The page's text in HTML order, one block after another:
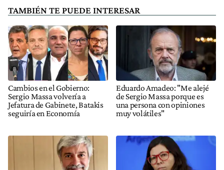
TAMBIÉN TE PUEDE INTERESAR
Cambios en el Gobierno:
Sergio Massa volvería a
Jefatura de Gabinete, Batakis
seguiría en Economía
Eduardo Amadeo: "Me alejé
de Sergio Massa porque es
una persona con opiniones
muy volátiles"